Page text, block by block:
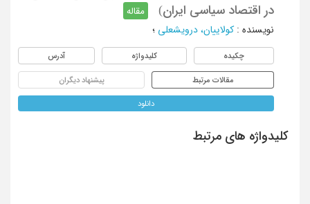
در اقتصاد سیاسی ایران)
مقاله
نویسنده : کولاییان، درویشعلی ؛
چکیده کلیدواژه آدرس
مقالات مرتبط پیشنهاد دیگران
دانلود
کلیدواژه های مرتبط